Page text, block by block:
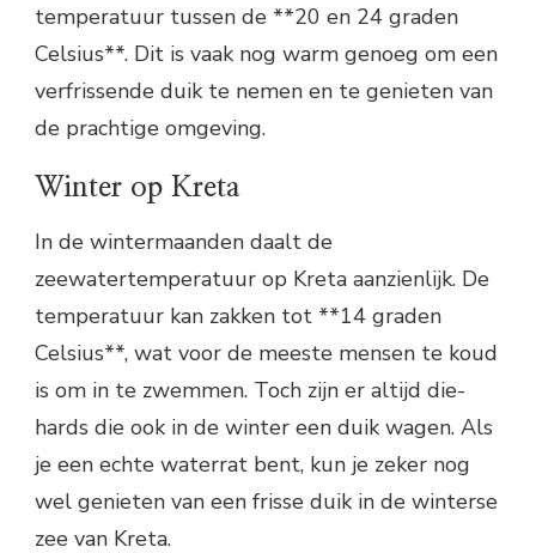
temperatuur tussen de **20 en 24 graden
Celsius**. Dit is vaak nog warm genoeg om een
verfrissende duik te nemen en te genieten van
de prachtige omgeving.
Winter op Kreta
In de wintermaanden daalt de
zeewatertemperatuur op Kreta aanzienlijk. De
temperatuur kan zakken tot **14 graden
Celsius**, wat voor de meeste mensen te koud
is om in te zwemmen. Toch zijn er altijd die-
hards die ook in de winter een duik wagen. Als
je een echte waterrat bent, kun je zeker nog
wel genieten van een frisse duik in de winterse
zee van Kreta.